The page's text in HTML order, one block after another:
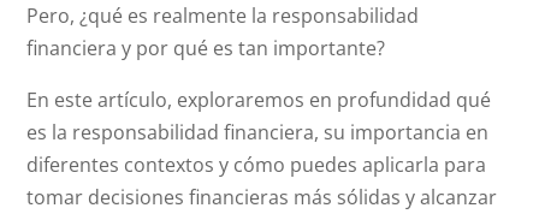
Pero, ¿qué es realmente la responsabilidad
financiera y por qué es tan importante?
En este artículo, exploraremos en profundidad qué
es la responsabilidad financiera, su importancia en
diferentes contextos y cómo puedes aplicarla para
tomar decisiones financieras más sólidas y alcanzar